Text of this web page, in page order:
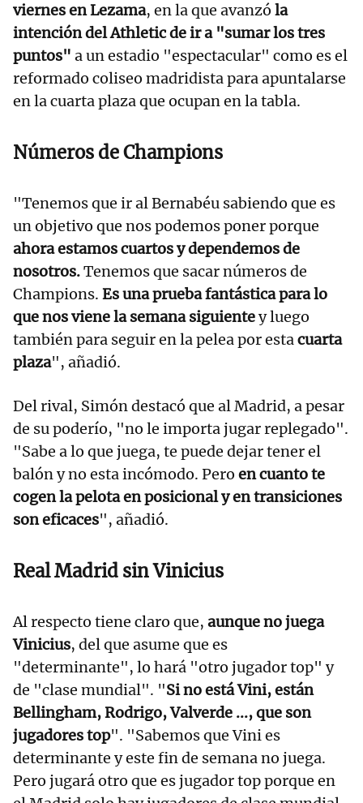
viernes en Lezama, en la que avanzó la
intención del Athletic de ir a "sumar los tres
puntos" a un estadio "espectacular" como es el
reformado coliseo madridista para apuntalarse
en la cuarta plaza que ocupan en la tabla.
Números de Champions
"Tenemos que ir al Bernabéu sabiendo que es
un objetivo que nos podemos poner porque
ahora estamos cuartos y dependemos de
nosotros.Tenemos que sacar números de
Champions. Es una prueba fantástica para lo
que nos viene la semana siguientey luego
también para seguir en la pelea por estacuarta
plaza", añadió.
Del rival, Simón destacó que al Madrid, a pesar
de su poderío, "no le importa jugar replegado".
"Sabe a lo que juega, te puede dejar tener el
balón y no esta incómodo. Pero en cuanto te
cogen la pelota en posicional y en transiciones
son eficaces", añadió.
Real Madrid sin Vinicius
Al respecto tiene claro que, aunque no juega
Vinicius, del que asume que es
"determinante", lo hará "otro jugador top" y
de "clase mundial". "Si no está Vini, están
Bellingham, Rodrigo, Valverde ..., que son
jugadores top". "Sabemos que Vini es
determinante y este fin de semana no juega.
Pero jugará otro que es jugador top porque en